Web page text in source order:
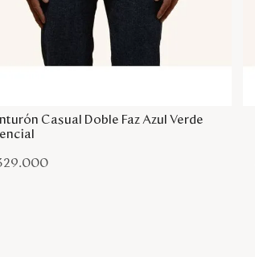
Casual Doble Faz Azul Verde
.000